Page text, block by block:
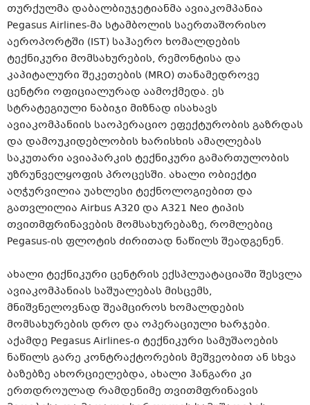
თურქულმა დაბალბიუჯეტიანმა ავიაკომპანია
Pegasus Airlines-მა სტამბოლის საერთაშორისო
აეროპორტში (IST) საჰაერო ხომალდების
ტექნიკური მომსახურების, რემონტისა და
კაპიტალური შეკეთების (MRO) თანამედროვე
ცენტრი ოფიციალურად აამოქმედა. ეს
სტრატეგიული ნაბიჯი მიზნად ისახავს
ავიაკომპანიის საოპერაციო ეფექტურობის გაზრდას
და დამოუკიდებლობის ხარისხის ამაღლებას
საკუთარი ავიაპარკის ტექნიკური გამართულობის
უზრუნველყოფის პროცესში. ახალი ობიექტი
აღჭურვილია უახლესი ტექნოლოგიებით და
გათვლილია Airbus A320 და A321 Neo ტიპის
თვითმფრინავების მომსახურებაზე, რომლებიც
Pegasus-ის ფლოტის ძირითად ნაწილს შეადგენენ.
ახალი ტექნიკური ცენტრის ექსპლუატაციაში შესვლა
ავიაკომპანიას საშუალებას მისცემს,
მნიშვნელოვნად შეამციროს ხომალდების
მომსახურების დრო და ოპერაციული ხარჯები.
აქამდე Pegasus Airlines-ი ტექნიკური სამუშაოების
ნაწილს გარე კონტრაქტორების მეშვეობით ან სხვა
ბაზებზე ახორციელებდა, ახალი ჰანგარი კი
ერთდროულად რამდენიმე თვითმფრინავის